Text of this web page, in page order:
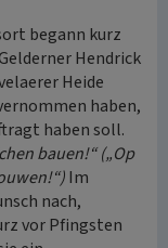
begann kurz
Hendrick
Heide
haben,
haben soll.
bauen!“ („Op
Im
nach,
vor Pfingsten